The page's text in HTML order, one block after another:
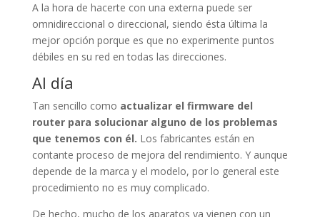
A la hora de hacerte con una externa puede ser
omnidireccional o direccional, siendo ésta última la
mejor opción porque es que no experimente puntos
débiles en su red en todas las direcciones.
Al día
Tan sencillo como actualizar el firmware del
router para solucionar alguno de los problemas
que tenemos con él. Los fabricantes están en
contante proceso de mejora del rendimiento. Y aunque
depende de la marca y el modelo, por lo general este
procedimiento no es muy complicado.
De hecho, mucho de los aparatos ya vienen con un